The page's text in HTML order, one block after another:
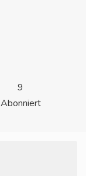
9
Abonniert